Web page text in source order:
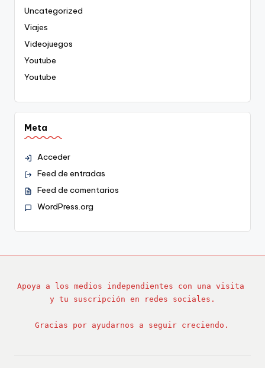
Uncategorized
Viajes
Videojuegos
Youtube
Youtube
Meta
Acceder
Feed de entradas
Feed de comentarios
WordPress.org
Apoya a los medios independientes con una visita
y tu suscripción en redes sociales.
Gracias por ayudarnos a seguir creciendo.